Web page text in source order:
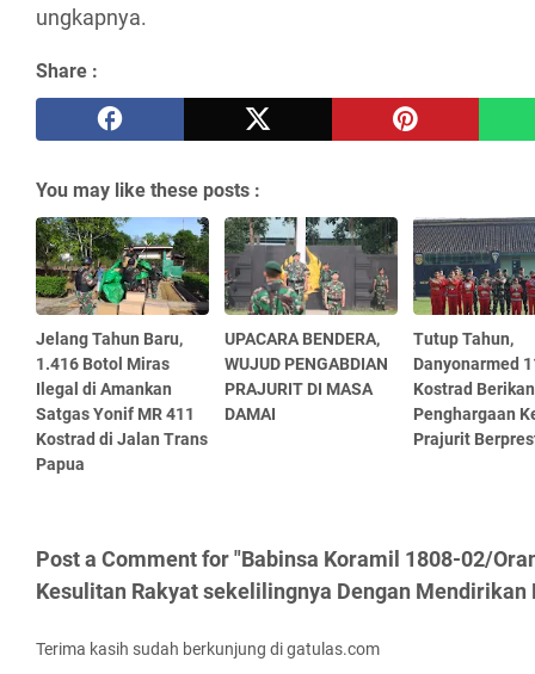
ungkapnya.
Share :
You may like these posts :
Jelang Tahun Baru,
1.416 Botol Miras
Ilegal di Amankan
Satgas Yonif MR 411
Kostrad di Jalan Trans
Papua
UPACARA BENDERA,
WUJUD PENGABDIAN
PRAJURIT DI MASA
DAMAI
Tutup Tahun,
Danyonarmed
Kostrad Berikan
Penghargaan
Prajurit
Post a Comment for "Babinsa Koramil 1808-02/
Kesulitan Rakyat sekelilingnya Dengan Mendirikan
Terima kasih sudah berkunjung di gatulas.com